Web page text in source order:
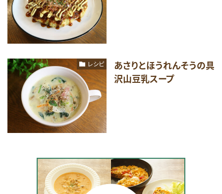
レシピ
あさりとほうれんそうの具
沢山豆乳スープ